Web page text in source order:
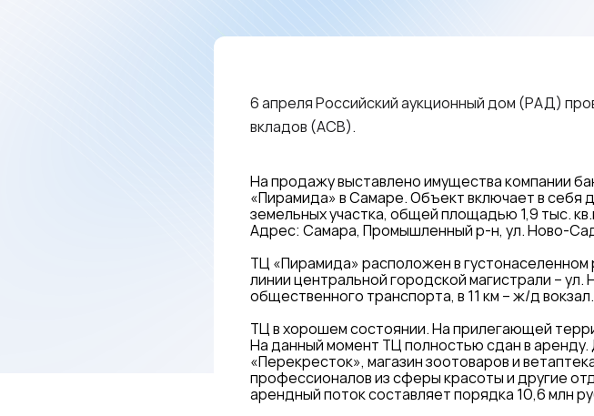
6 апреля Российский аукционный дом (РАД)
вкладов (АСВ).
На продажу выставлено имущества компании
«Пирамида» в Самаре. Объект включает в себя
земельных участка, общей площадью 1,9 тыс.
Адрес: Самара, Промышленный р-н, ул. Ново-
ТЦ «Пирамида» расположен в
линии центральной городской магистрали –
общественного транспорта, в 11 км – ж/д вокзал.
ТЦ в хорошем состоянии. На прилегающей
На данный момент ТЦ полностью сдан в
«Перекресток», магазин зоотоваров и
профессионалов из сферы красоты и другие
арендный поток составляет порядка 10,6 млн